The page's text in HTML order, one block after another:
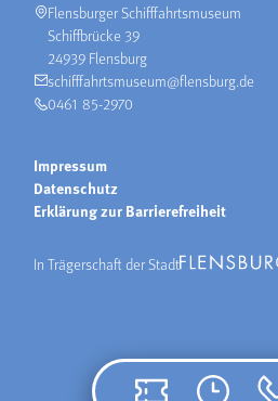
Flensburger Schifffahrtsmuseum
Schiffbrücke 39
24939 Flensburg
schifffahrtsmuseum@flensburg.de
0461 85-2970
In Trägerschaft der Stadt
Impressum
Datenschutz
Erklärung zur Barrierefreiheit